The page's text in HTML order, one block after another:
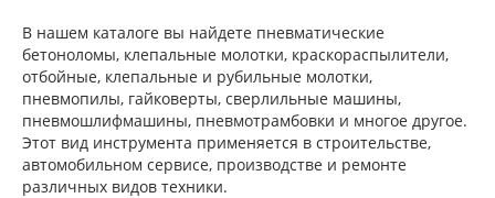
В нашем каталоге вы найдете пневматические
бетоноломы, клепальные молотки, краскораспылители,
отбойные, клепальные и рубильные молотки,
пневмопилы, гайковерты, сверлильные машины,
пневмошлифмашины, пневмотрамбовки и многое другое.
Этот вид инструмента применяется в строительстве,
автомобильном сервисе, производстве и ремонте
различных видов техники.